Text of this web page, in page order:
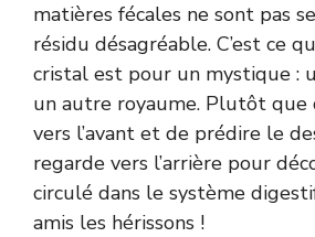
matières fécales ne sont pas
résidu désagréable. C’est ce
cristal est pour un mystique :
un autre royaume. Plutôt que
vers l’avant et de prédire le
regarde vers l’arrière pour
circulé dans le système
amis les hérissons !